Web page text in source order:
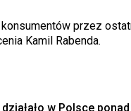
przez
Kamil Rabenda.
w Polsce